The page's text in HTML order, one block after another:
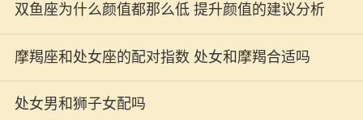
座配对指数
双鱼座为什么颜值都那么低 提升颜值的建议分析
摩羯座和处女座的配对指数 处女和摩羯合适吗
处女男和狮子女配吗